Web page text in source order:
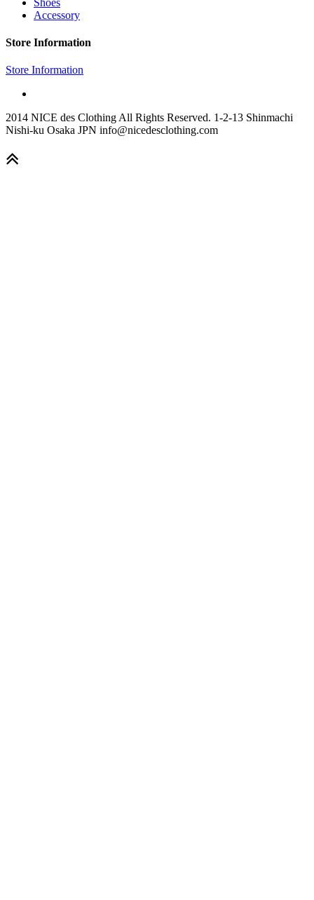
Accessory
Store Information
Store Information
2014 NICE des Clothing All Rights Reserved. 1-2-13 Shinmachi
Nishi-ku Osaka JPN info@nicedesclothing.com